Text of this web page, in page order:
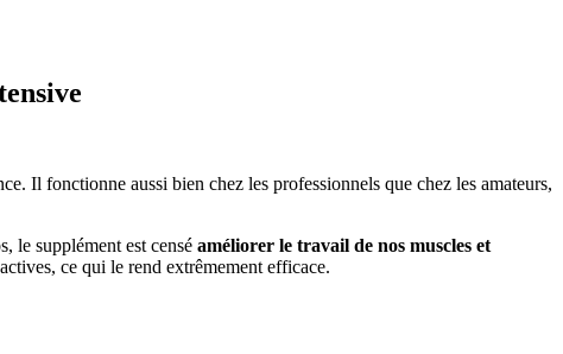
Il fonctionne aussi bien chez les professionnels que chez les amateurs,
le supplément est censé améliorer le travail de nos muscles et
ce qui le rend extrêmement efficace.